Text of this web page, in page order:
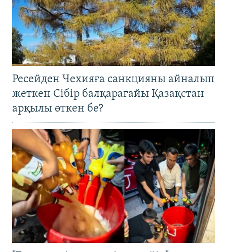
Ресейден Чехияға санкцияны айналып
жеткен Сібір балқарағайы Қазақстан
арқылы өткен бе?